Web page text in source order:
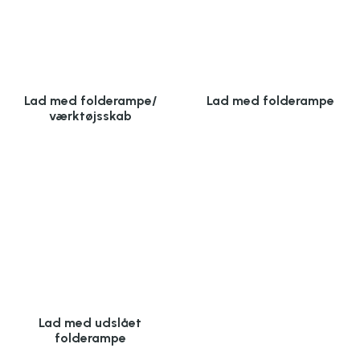
Lad med folderampe/
værktøjsskab
Lad med folderampe
Lad med udslået
folderampe